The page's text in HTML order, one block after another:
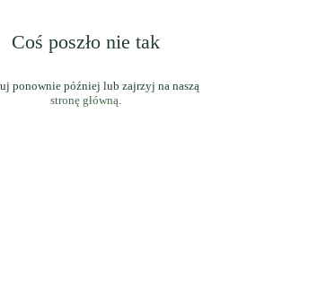
Coś poszło nie tak
stronę główną.